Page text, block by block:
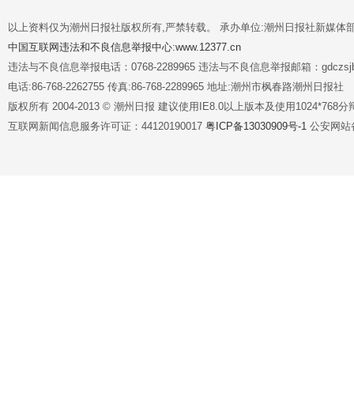
以上资料仅为潮州日报社版权所有,严禁转载。 承办单位:潮州日报社新媒体
中国互联网违法和不良信息举报中心:www.12377.cn
违法与不良信息举报电话：0768-2289965 违法与不良信息举报邮箱：
电话:86-768-2262755 传真:86-768-2289965 地址:潮州市枫春路潮州日报社
版权所有 2004-2013 © 潮州日报 建议使用IE8.0以上版本及使用1024*768分
互联网新闻信息服务许可证：44120190017 粤ICP备13030909号-1 公安网站